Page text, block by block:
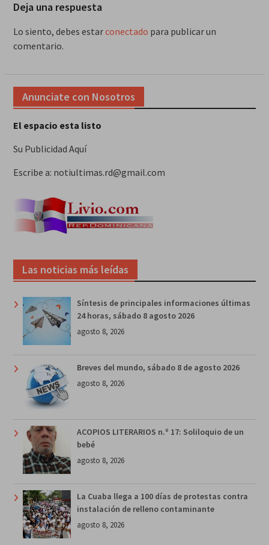
Deja una respuesta
Lo siento, debes estarconectado para publicar un
comentario.
Anunciate con Nosotros
El espacio esta listo
Su Publicidad Aquí
Escribe a: notiultimas.rd@gmail.com
Las noticias más leídas
Síntesis de principales informaciones últimas
24 horas, sábado 8 agosto 2026
agosto 8, 2026
Breves del mundo, sábado 8 de agosto 2026
agosto 8, 2026
ACOPIOS LITERARIOS n.º 17: Soliloquio de un
bebé
agosto 8, 2026
La Cuaba llega a 100 días de protestas contra
instalación de relleno contaminante
agosto 8, 2026